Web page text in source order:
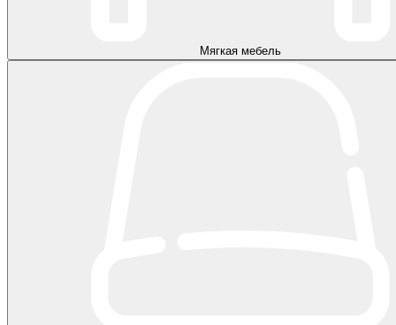
Мягкая мебель